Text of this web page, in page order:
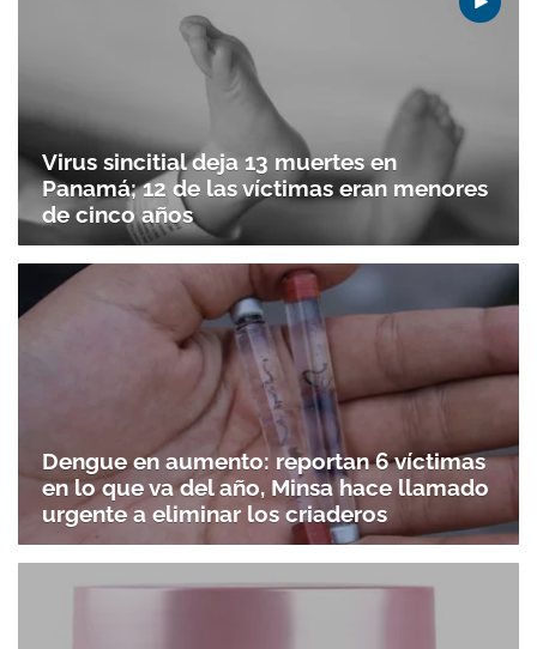
Virus sincitial deja 13 muertes en
Panamá; 12 de las víctimas eran menores
de cinco años
Dengue en aumento: reportan 6 víctimas
en lo que va del año, Minsa hace llamado
urgente a eliminar los criaderos